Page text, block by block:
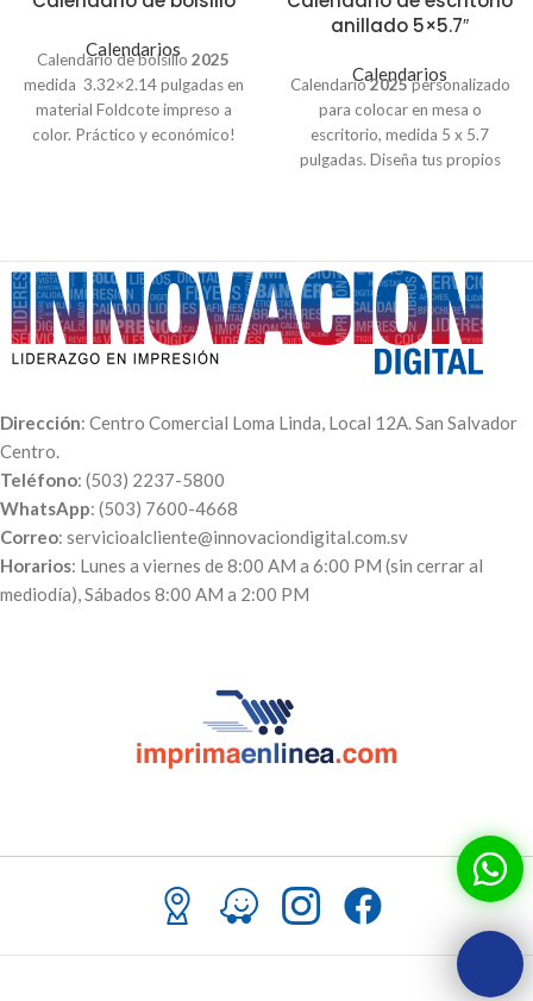
Calendarios
Calendario de bolsillo 2025
medida 3.32×2.14 pulgadas en
material Foldcote impreso a
color. Práctico y económico!
500 Unidades - $21.00
Con barniz:
100 Unidades - $15.00
250 Unidades - $20.00
500 Unidades - $26.00
anillado 5×5.7″
Calendarios
Calendario2025personalizado
para colocar en mesa o
escritorio, medida 5 x 5.7
pulgadas. Diseña tus propios
con anillo en la parte superior.
Precios con IVA incluido.
25 Unidades $2.50 c/u
50 Unidades $1.99 c/u
100 Unidades $1.50 c/u
Dirección: Centro Comercial Loma Linda, Local 12A. San Salvador
Centro.
Teléfono: (503) 2237-5800
WhatsApp: (503) 7600-4668
Correo: servicioalcliente@innovaciondigital.com.sv
Horarios: Lunes a viernes de 8:00 AM a 6:00 PM (sin cerrar al
mediodía), Sábados 8:00 AM a 2:00 PM